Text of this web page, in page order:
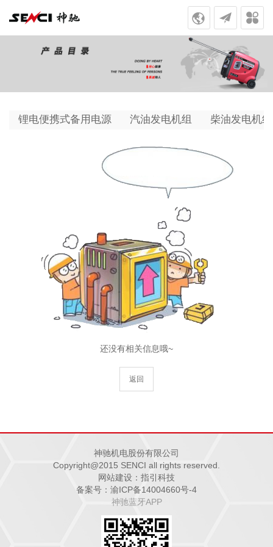
锂电便携式备用电源 汽油发电机组 柴油发电机组
还没有相关信息哦~
返回
神驰机电股份有限公司
Copyright@2015 SENCI all rights reserved.
网站建设：指引科技
备案号：渝ICP备14004660号-4
神驰蓝牙APP